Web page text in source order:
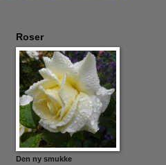
Roser
Den ny smukke